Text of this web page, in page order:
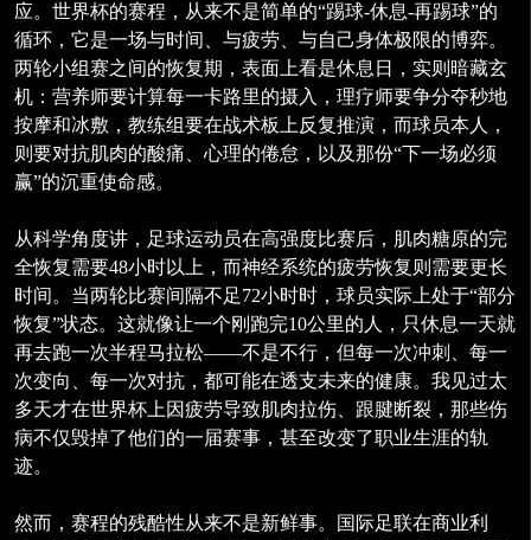
应。世界杯的赛程，从来不是简单的“踢球-休息-再踢球”的
循环，它是一场与时间、与疲劳、与自己身体极限的博弈。
两轮小组赛之间的恢复期，表面上看是休息日，实则暗藏玄
机：营养师要计算每一卡路里的摄入，理疗师要争分夺秒地
按摩和冰敷，教练组要在战术板上反复推演，而球员本人，
则要对抗肌肉的酸痛、心理的倦怠，以及那份“下一场必须
赢”的沉重使命感。
从科学角度讲，足球运动员在高强度比赛后，肌肉糖原的完
全恢复需要48小时以上，而神经系统的疲劳恢复则需要更长
时间。当两轮比赛间隔不足72小时时，球员实际上处于“部分
恢复”状态。这就像让一个刚跑完10公里的人，只休息一天就
再去跑一次半程马拉松——不是不行，但每一次冲刺、每一
次变向、每一次对抗，都可能在透支未来的健康。我见过太
多天才在世界杯上因疲劳导致肌肉拉伤、跟腱断裂，那些伤
病不仅毁掉了他们的一届赛事，甚至改变了职业生涯的轨
迹。
然而，赛程的残酷性从来不是新鲜事。国际足联在商业利